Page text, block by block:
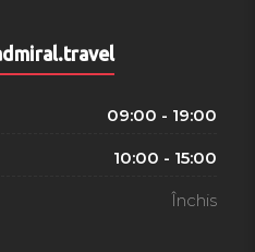
09:00 - 19:00
10:00 - 15:00
Închis